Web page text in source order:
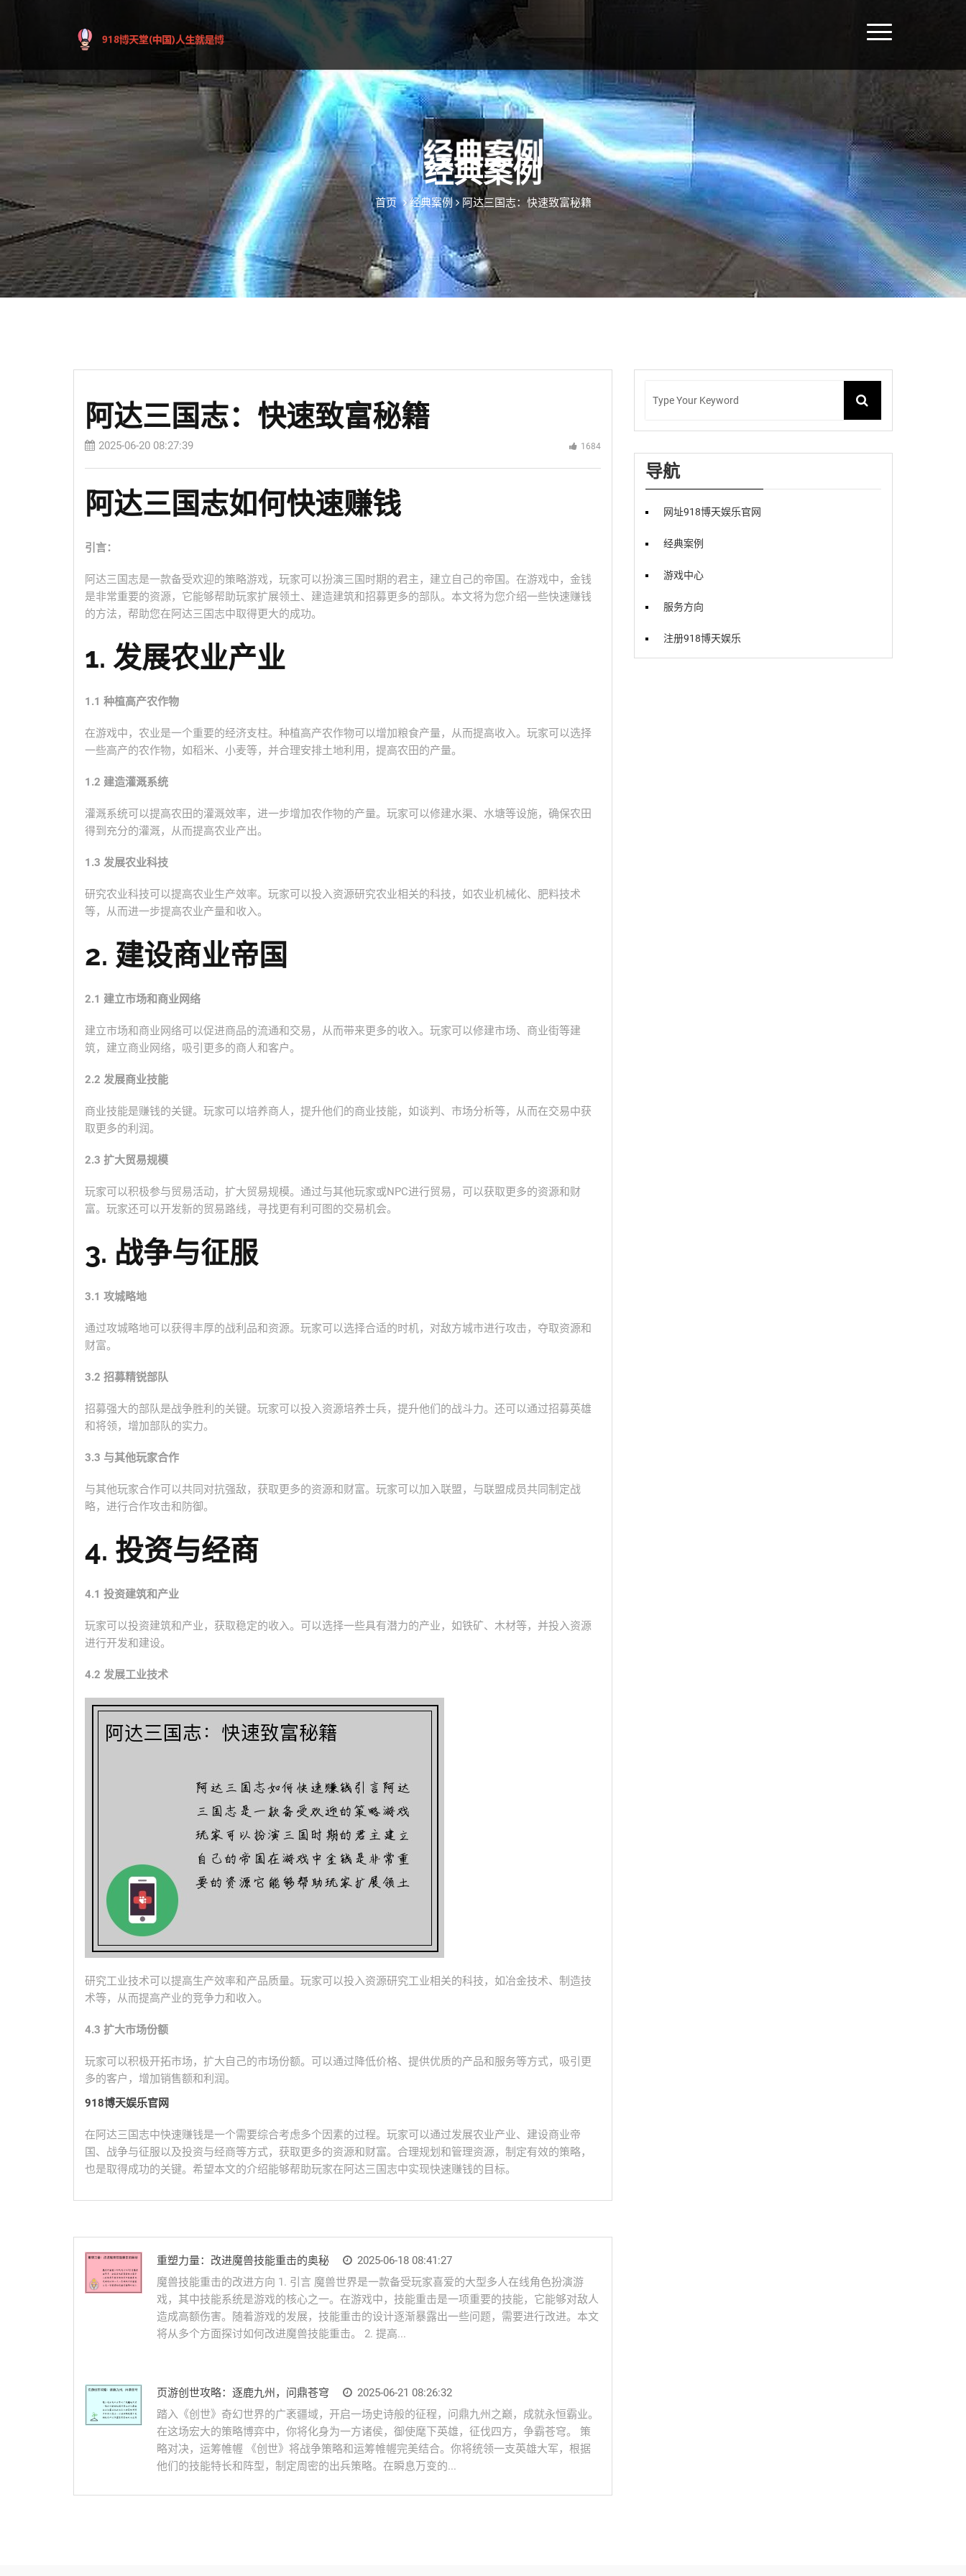
经典案例
首页 经典案例 阿达三国志：快速致富秘籍
阿达三国志：快速致富秘籍
2025-06-20 08:27:39 1684
阿达三国志如何快速赚钱
引言：
阿达三国志是一款备受欢迎的策略游戏，玩家可以扮演三国时期的君主，建立自己的帝国。在游戏中，金钱
是非常重要的资源，它能够帮助玩家扩展领土、建造建筑和招募更多的部队。本文将为您介绍一些快速赚钱
的方法，帮助您在阿达三国志中取得更大的成功。
1. 发展农业产业
1.1 种植高产农作物
在游戏中，农业是一个重要的经济支柱。种植高产农作物可以增加粮食产量，从而提高收入。玩家可以选择
一些高产的农作物，如稻米、小麦等，并合理安排土地利用，提高农田的产量。
1.2 建造灌溉系统
灌溉系统可以提高农田的灌溉效率，进一步增加农作物的产量。玩家可以修建水渠、水塘等设施，确保农田
得到充分的灌溉，从而提高农业产出。
1.3 发展农业科技
研究农业科技可以提高农业生产效率。玩家可以投入资源研究农业相关的科技，如农业机械化、肥料技术
等，从而进一步提高农业产量和收入。
2. 建设商业帝国
2.1 建立市场和商业网络
建立市场和商业网络可以促进商品的流通和交易，从而带来更多的收入。玩家可以修建市场、商业街等建
筑，建立商业网络，吸引更多的商人和客户。
2.2 发展商业技能
商业技能是赚钱的关键。玩家可以培养商人，提升他们的商业技能，如谈判、市场分析等，从而在交易中获
取更多的利润。
2.3 扩大贸易规模
玩家可以积极参与贸易活动，扩大贸易规模。通过与其他玩家或NPC进行贸易，可以获取更多的资源和财
富。玩家还可以开发新的贸易路线，寻找更有利可图的交易机会。
3. 战争与征服
3.1 攻城略地
通过攻城略地可以获得丰厚的战利品和资源。玩家可以选择合适的时机，对敌方城市进行攻击，夺取资源和
财富。
3.2 招募精锐部队
招募强大的部队是战争胜利的关键。玩家可以投入资源培养士兵，提升他们的战斗力。还可以通过招募英雄
和将领，增加部队的实力。
3.3 与其他玩家合作
与其他玩家合作可以共同对抗强敌，获取更多的资源和财富。玩家可以加入联盟，与联盟成员共同制定战
略，进行合作攻击和防御。
4. 投资与经商
4.1 投资建筑和产业
玩家可以投资建筑和产业，获取稳定的收入。可以选择一些具有潜力的产业，如铁矿、木材等，并投入资源
进行开发和建设。
4.2 发展工业技术
研究工业技术可以提高生产效率和产品质量。玩家可以投入资源研究工业相关的科技，如冶金技术、制造技
术等，从而提高产业的竞争力和收入。
4.3 扩大市场份额
玩家可以积极开拓市场，扩大自己的市场份额。可以通过降低价格、提供优质的产品和服务等方式，吸引更
多的客户，增加销售额和利润。
918博天娱乐官网
在阿达三国志中快速赚钱是一个需要综合考虑多个因素的过程。玩家可以通过发展农业产业、建设商业帝
国、战争与征服以及投资与经商等方式，获取更多的资源和财富。合理规划和管理资源，制定有效的策略，
也是取得成功的关键。希望本文的介绍能够帮助玩家在阿达三国志中实现快速赚钱的目标。
重塑力量：改进魔兽技能重击的奥秘
2025-06-18 08:41:27
魔兽技能重击的改进方向 1. 引言 魔兽世界是一款备受玩家喜爱的大型多人在线角色扮演游
戏，其中技能系统是游戏的核心之一。在游戏中，技能重击是一项重要的技能，它能够对敌人
造成高额伤害。随着游戏的发展，技能重击的设计逐渐暴露出一些问题，需要进行改进。本文
将从多个方面探讨如何改进魔兽技能重击。 2. 提高...
页游创世攻略：逐鹿九州，问鼎苍穹
2025-06-21 08:26:32
踏入《创世》奇幻世界的广袤疆域，开启一场史诗般的征程，问鼎九州之巅，成就永恒霸业。
在这场宏大的策略博弈中，你将化身为一方诸侯，御使麾下英雄，征伐四方，争霸苍穹。 策
略对决，运筹帷幄 《创世》将战争策略和运筹帷幄完美结合。你将统领一支英雄大军，根据
他们的技能特长和阵型，制定周密的出兵策略。在瞬息万变的...
导航
网址918博天娱乐官网
经典案例
游戏中心
服务方向
注册918博天娱乐